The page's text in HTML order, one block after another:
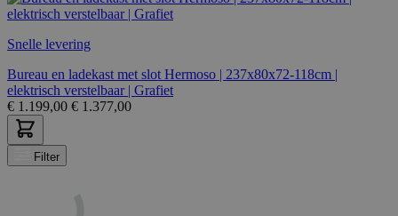
Snelle levering
Bureau en ladekast met slot Hermoso | 237x80x72-118cm |
elektrisch verstelbaar | Grafiet
€ 1.199,00 € 1.377,00
Filter